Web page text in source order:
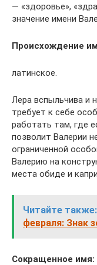
— «здоровье»,
значение имени
Происхождение
латинское.
Лера вспыльчива и
требует к себе
работать там, где
позволит Валерии
ограниченной
Валерию на
места обиде и
Читайте также:
февраля: Знак
Сокращенное имя: